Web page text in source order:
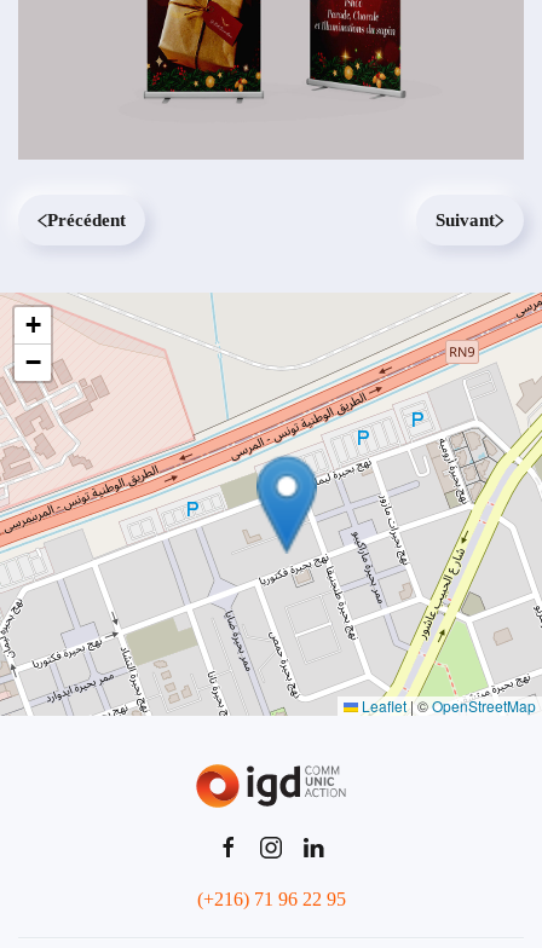
Précédent Suivant
+
−
Leaflet |©OpenStreetMap
(+216) 71 96 22 95